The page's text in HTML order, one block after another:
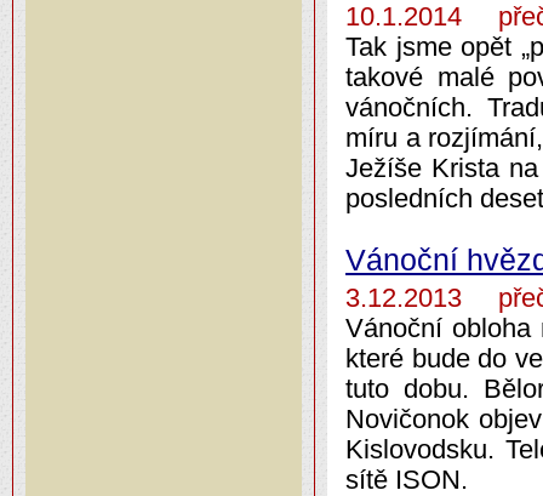
10.1.2014
Tak jsme opět
takové malé
vánočních.
míru a
Ježíše Krista
posledních
Vánoční
3.12.2013
Vánoční obloha
které bude do
tuto dobu.
Novičonok
Kislovodsku.
sítě ISON.